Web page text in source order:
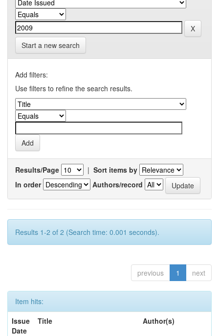
Start a new search
Add filters:
Use filters to refine the search results.
Results/Page | Sort items by
In order
Authors/record
Results 1-2 of 2 (Search time: 0.001 seconds).
previous 1 next
Item hits:
Issue
Date
Title Author(s)